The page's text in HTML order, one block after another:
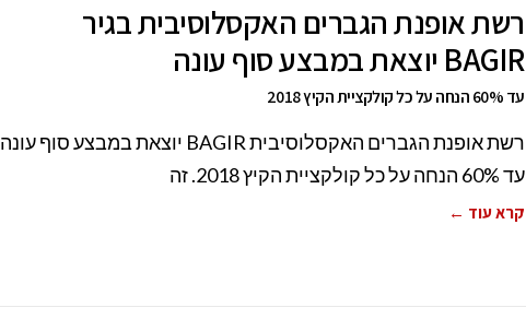
רשת אופנת הגברים האקסלוסיבית בגיר
BAGIR יוצאת במבצע סוף עונה
עד 60% הנחה על כל קולקציית הקיץ 2018
רשת אופנת הגברים האקסלוסיבית BAGIR יוצאת במבצע סוף עונה
עד 60% הנחה על כל קולקציית הקיץ 2018. זה
קרא עוד ←